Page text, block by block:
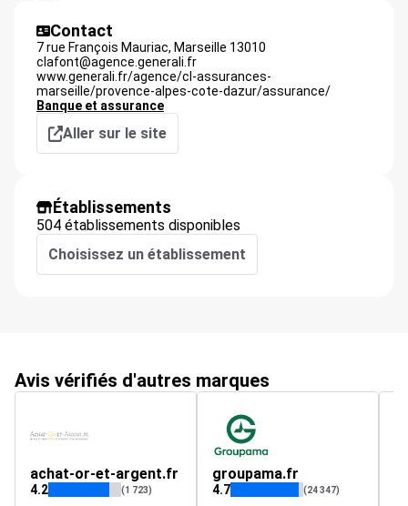
Contact
7 rue François Mauriac, Marseille 13010
clafont@agence.generali.fr
www.generali.fr/agence/cl-assurances-
marseille/provence-alpes-cote-dazur/assurance/
Banque et assurance
Aller sur le site
Établissements
504 établissements disponibles
Choisissez un établissement
Avis vérifiés d'autres marques
achat-or-et-argent.fr
4.2 (1 723)
groupama.fr
4.7 (24 347)